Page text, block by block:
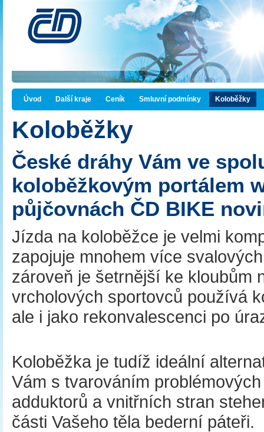
Úvod Další kraje Ceník Smluvní podmínky Koloběžky
Koloběžky
České dráhy Vám ve
koloběžkovým portálem
půjčovnách ČD BIKE
Jízda na koloběžce je velmi
zapojuje mnohem více
zároveň je šetrnější ke kloubům
vrcholových sportovců používá
ale i jako rekonvalescenci po
Koloběžka je tudíž ideální
Vám s tvarováním
adduktorů a vnitřních stran
části Vašeho těla bederní páteři.